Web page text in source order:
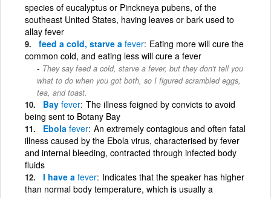
species of eucalyptus or Pinckneya pubens, of the
southeast United States, having leaves or bark used to
allay fever
feed a cold, starve a fever Eating more will cure the
common cold, and eating less will cure a fever
They say feed a cold, starve a fever, but they don't tell you
what to do when you got both, so I figured scrambled eggs,
tea, and toast.
Bay fever The illness feigned by convicts to avoid
being sent to Botany Bay
Ebola fever An extremely contagious and often fatal
illness caused by the Ebola virus, characterised by fever
and internal bleeding, contracted through infected body
fluids
I have a fever Indicates that the speaker has higher
than normal body temperature, which is usually a